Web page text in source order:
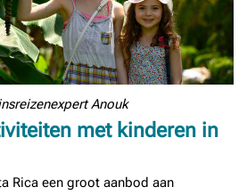
Anouk
met kinderen in
Rica een groot aanbod aan